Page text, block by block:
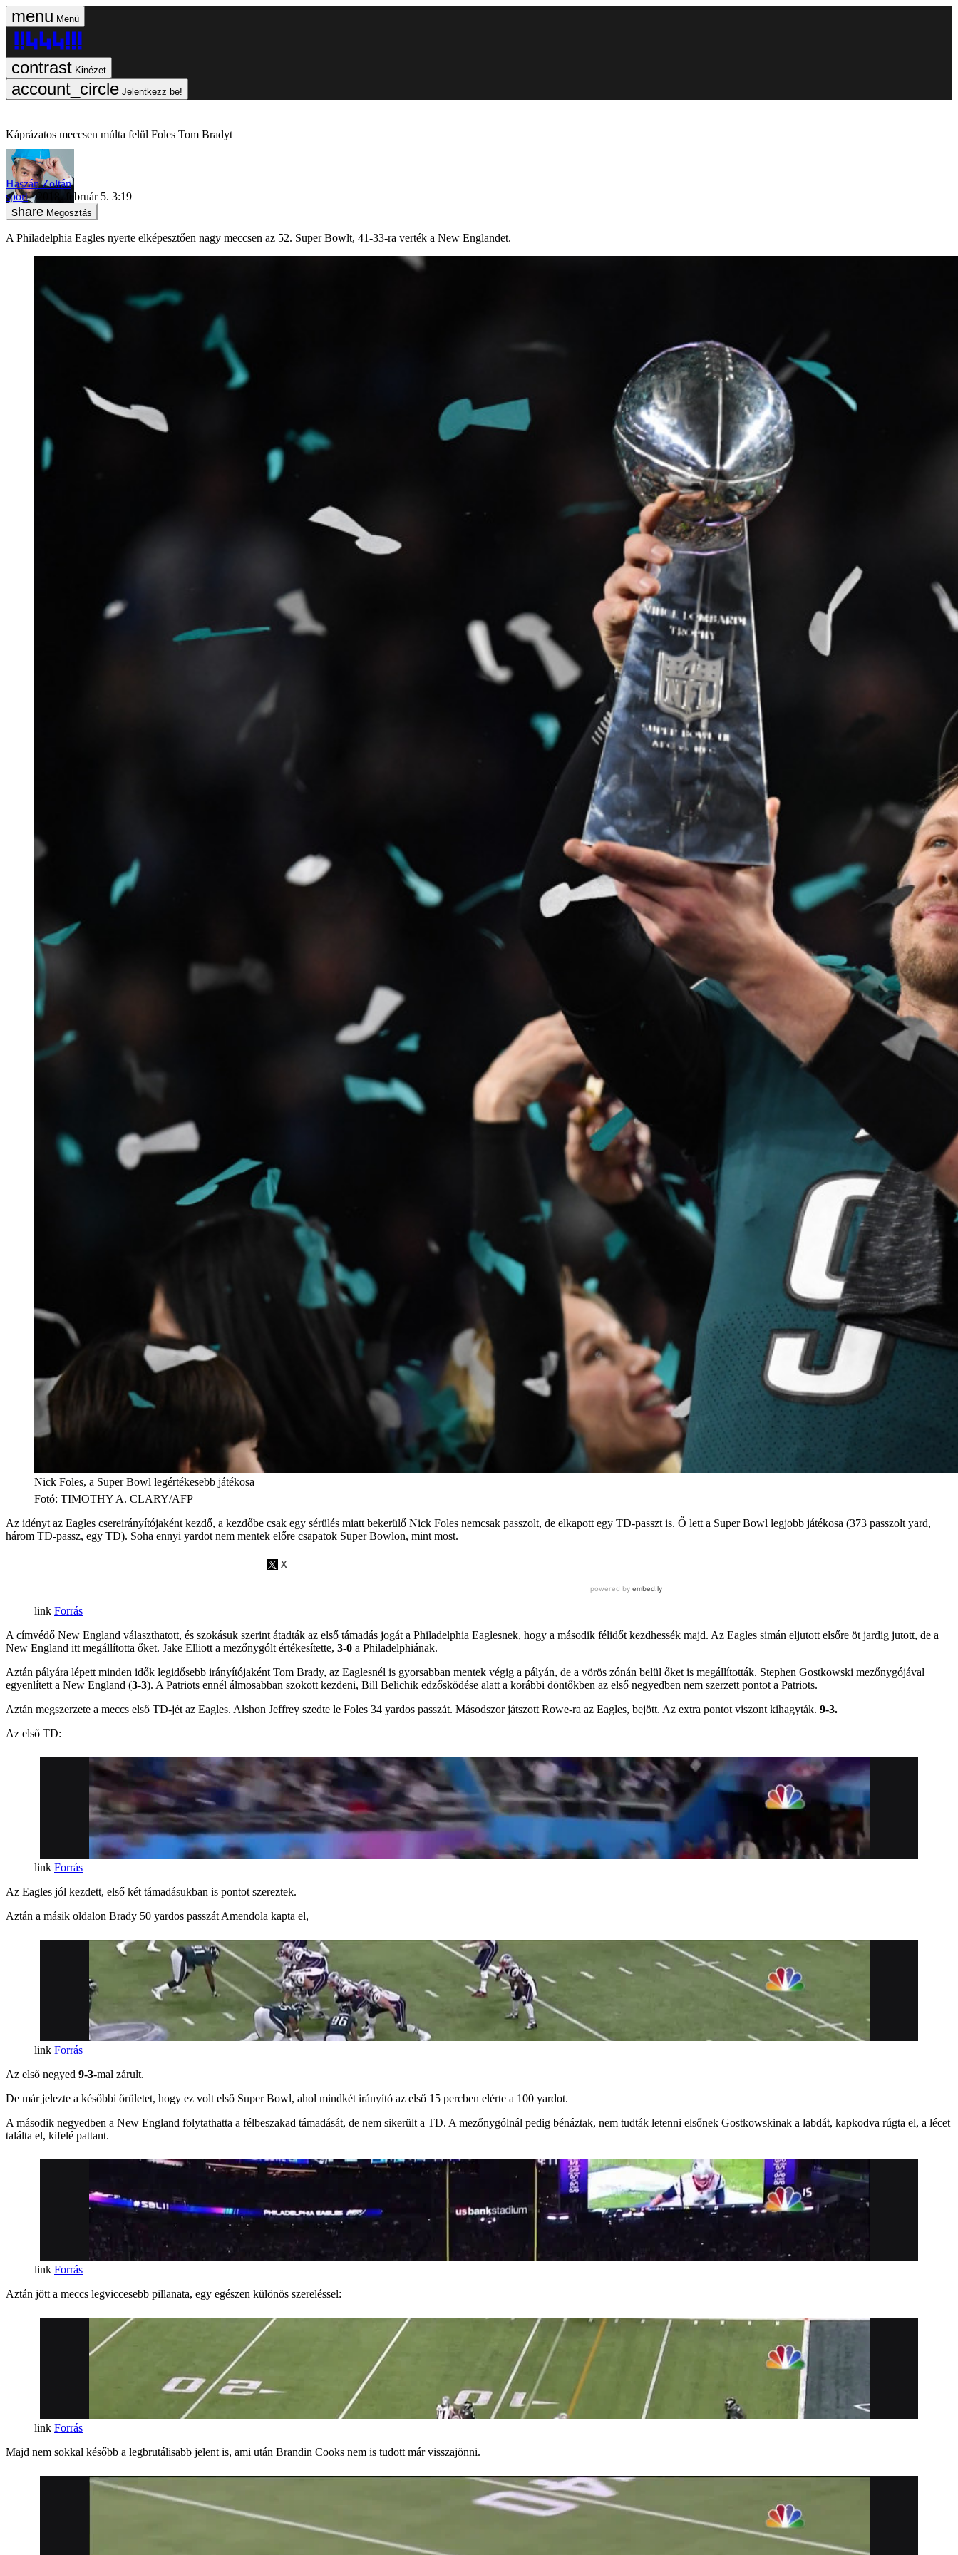
Menü
Kinézet
Jelentkezz be!
Káprázatos meccsen múlta felül Foles Tom Bradyt
Haszán Zoltán
sport
2018. február 5. 3:19
Megosztás
A Philadelphia Eagles nyerte elképesztően nagy meccsen az 52. Super Bowlt, 41-33-ra verték a New Englandet.
Nick Foles, a Super Bowl legértékesebb játékosa
Fotó: TIMOTHY A. CLARY/AFP
Az idényt az Eagles csereirányítójaként kezdő, a kezdőbe csak egy sérülés miatt bekerülő Nick Foles nemcsak passzolt, de elkapott egy TD-passzt is. Ő lett a Super Bowl legjobb játékosa (373 passzolt yard,
három TD-passz, egy TD). Soha ennyi yardot nem mentek előre csapatok Super Bowlon, mint most.
Forrás
A címvédő New England választhatott, és szokásuk szerint átadták az első támadás jogát a Philadelphia Eaglesnek, hogy a második félidőt kezdhessék majd. Az Eagles simán eljutott elsőre öt jardig jutott, de a
New England itt megállította őket. Jake Elliott a mezőnygólt értékesítette, 3-0 a Philadelphiának.
Aztán pályára lépett minden idők legidősebb irányítójaként Tom Brady, az Eaglesnél is gyorsabban mentek végig a pályán, de a vörös zónán belül őket is megállították. Stephen Gostkowski mezőnygójával
egyenlített a New England (3-3). A Patriots ennél álmosabban szokott kezdeni, Bill Belichik edzősködése alatt a korábbi döntőkben az első negyedben nem szerzett pontot a Patriots.
Aztán megszerzete a meccs első TD-jét az Eagles. Alshon Jeffrey szedte le Foles 34 yardos passzát. Másodszor játszott Rowe-ra az Eagles, bejött. Az extra pontot viszont kihagyták. 9-3.
Az első TD:
Forrás
Az Eagles jól kezdett, első két támadásukban is pontot szereztek.
Aztán a másik oldalon Brady 50 yardos passzát Amendola kapta el,
Forrás
Az első negyed 9-3-mal zárult.
De már jelezte a későbbi őrületet, hogy ez volt első Super Bowl, ahol mindkét irányító az első 15 percben elérte a 100 yardot.
A második negyedben a New England folytathatta a félbeszakad támadását, de nem sikerült a TD. A mezőnygólnál pedig bénáztak, nem tudták letenni elsőnek Gostkowskinak a labdát, kapkodva rúgta el, a lécet
találta el, kifelé pattant.
Forrás
Aztán jött a meccs legviccesebb pillanata, egy egészen különös szereléssel:
Forrás
Majd nem sokkal később a legbrutálisabb jelent is, ami után Brandin Cooks nem is tudott már visszajönni.